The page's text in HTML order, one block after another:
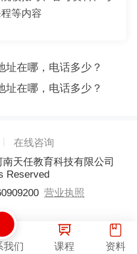
等内容
址在哪，电话多少？
址在哪，电话多少？
在线咨询
南天任教育科技有限公司
Reserved
营业执照
我们 课程 资料